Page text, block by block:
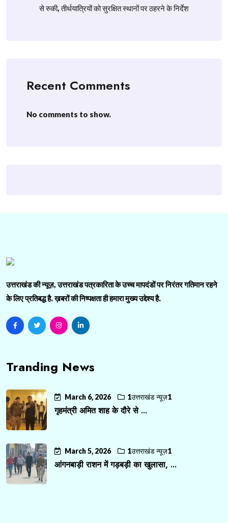
से रुकी, तीर्थयात्रियों को सुरक्षित स्थानों पर ठहरने के निर्देश
Recent Comments
No comments to show.
उत्तराखंड की न्यूज़, उत्तराखंड पत्रकारिता के उच्च मापदंडों पर निरंतर गतिमान रहने
के लिए प्रतिबद्ध है. ख़बरों की निष्पक्षता ही हमारा मुख्य उद्देश्य है.
Tranding News
March 6, 2026 1उत्तराखंड न्यूज़1
गृहमंत्री अमित शाह के दौरे से ...
March 5, 2026 1उत्तराखंड न्यूज़1
आंगनबाड़ी राशन में गड़बड़ी का खुलासा, ...